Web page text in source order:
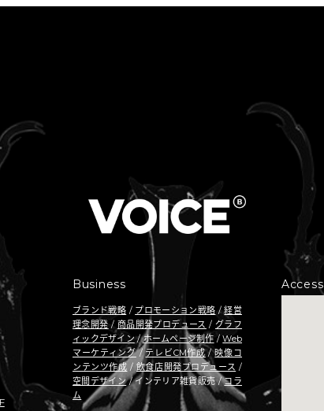
Business
ブランド戦略 / プロモーション戦略 /経営
理念開発/ 商品開発プロデュース / グラフ
ィックデザイン/ホームページ制作 /Web
マーケティング/テレビCM作成/映像コ
ンテンツ作成 / 飲食店開発プロデュース /
空間デザイン/ インテリア雑貨販売 /コラ
ム
Access